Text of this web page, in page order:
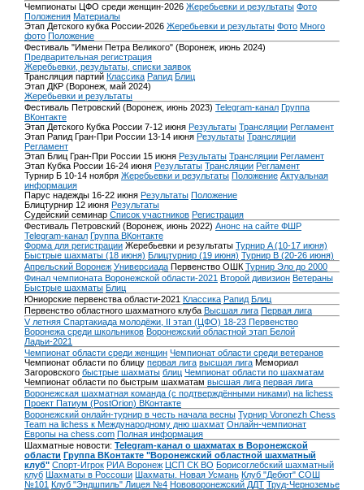
Чемпионаты ЦФО среди женщин-2026 Жеребьевки и результаты Фото
Положения Материалы
Этап Детского кубка России-2026 Жеребьевки и результаты Фото Много
фото Положение
Фестиваль "Имени Петра Великого" (Воронеж, июнь 2024)
Предварительная регистрация
Жеребьевки, результаты, списки заявок
Трансляция партий Классика Рапид Блиц
Этап ДКР (Воронеж, май 2024)
Жеребьевки и результаты
Фестиваль Петровский (Воронеж, июнь 2023) Telegram-канал Группа
ВКонтакте
Этап Детского Кубка России 7-12 июня Результаты Трансляции Регламент
Этап Рапид Гран-При России 13-14 июня Результаты Трансляции
Регламент
Этап Блиц Гран-При России 15 июня Результаты Трансляции Регламент
Этап Кубка России 16-24 июня Результаты Трансляции Регламент
Турнир Б 10-14 ноября Жеребьевки и результаты Положение Актуальная
информация
Парус надежды 16-22 июня Результаты Положение
Блицтурнир 12 июня Результаты
Судейский семинар Список участников Регистрация
Фестиваль Петровский (Воронеж, июнь 2022) Анонс на сайте ФШР
Telegram-канал Группа ВКонтакте
Форма для регистрации Жеребьевки и результаты Турнир A (10-17 июня)
Быстрые шахматы (18 июня) Блицтурнир (19 июня) Турнир B (20-26 июня)
Апрельский Воронеж Универсиада Первенство ОШК Турнир Эло до 2000
Финал чемпионата Воронежской области-2021 Второй дивизион Ветераны
Быстрые шахматы Блиц
Юниорские первенства области-2021 Классика Рапид Блиц
Первенство областного шахматного клуба Высшая лига Первая лига
V летняя Спартакиада молодёжи, II этап (ЦФО) 18-23 Первенство
Воронежа среди школьников Воронежский областной этап Белой
Ладьи-2021
Чемпионат области среди женщин Чемпионат области среди ветеранов
Чемпионат области по блицу первая лига высшая лига Мемориал
Загоровского быстрые шахматы блиц Чемпионат области по шахматам
Чемпионат области по быстрым шахматам высшая лига первая лига
Воронежская шахматная команда (с подтверждёнными никами) на lichess
Проект Патиум (PostOrion) ВКонтакте
Воронежский онлайн-турнир в честь начала весны Турнир Voronezh Chess
Team на lichess к Международному дню шахмат Онлайн-чемпионат
Европы на chess.com Полная информация
Шахматные новости: Telegram-канал о шахматах в Воронежской
области Группа ВКонтакте "Воронежский областной шахматный
клуб" Спорт-Игрок РИА Воронеж ЦСП СК ВО Борисоглебский шахматный
клуб Шахматы в Россоши Шахматы. Новая Усмань Клуб "Дебют" СОШ
№101 Клуб "Эндшпиль" Лицея №4 Нововоронежский ДДТ Труд-Черноземье